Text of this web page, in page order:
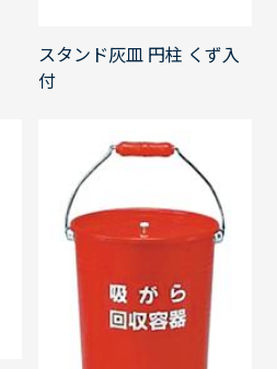
スタンド灰皿 円柱 くず入
付